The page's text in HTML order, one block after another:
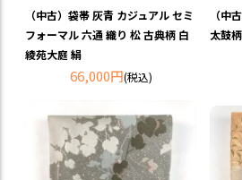
（中古）袋帯 灰青 カジュアル セミ
フォーマル 六通 織り 松 古典柄 白
綾苑大庭 絹
66,000円(税込)
（中
太鼓